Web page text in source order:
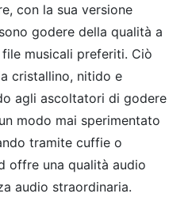
con la sua versione
godere della qualità a
musicali preferiti. Ciò
cristallino, nitido e
agli ascoltatori di godere
modo mai sperimentato
tramite cuffie o
offre una qualità audio
audio straordinaria.